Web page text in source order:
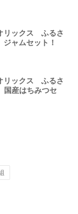
ックス ふるさ
ャムセット！
ックス ふるさ
産はちみつセ